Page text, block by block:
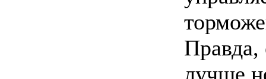
Правда,
лучше